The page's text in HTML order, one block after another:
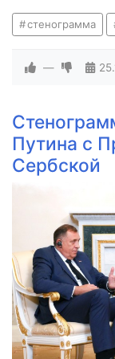
стенограмма
—
Путина с
Сербской